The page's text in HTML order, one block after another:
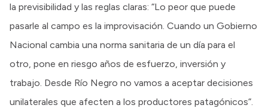
la previsibilidad y las reglas claras: “Lo peor que puede
pasarle al campo es la improvisación. Cuando un Gobierno
Nacional cambia una norma sanitaria de un día para el
otro, pone en riesgo años de esfuerzo, inversión y
trabajo. Desde Río Negro no vamos a aceptar decisiones
unilaterales que afecten a los productores patagónicos”.